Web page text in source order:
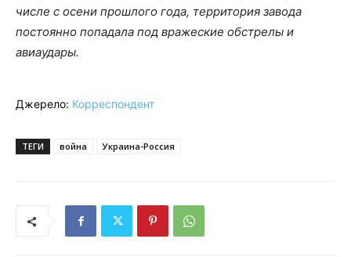
числе с осени прошлого года, территория завода
постоянно попадала под вражеские обстрелы и
авиаудары.
Джерело: Корреспондент
ТЕГИ война Украина-Россия